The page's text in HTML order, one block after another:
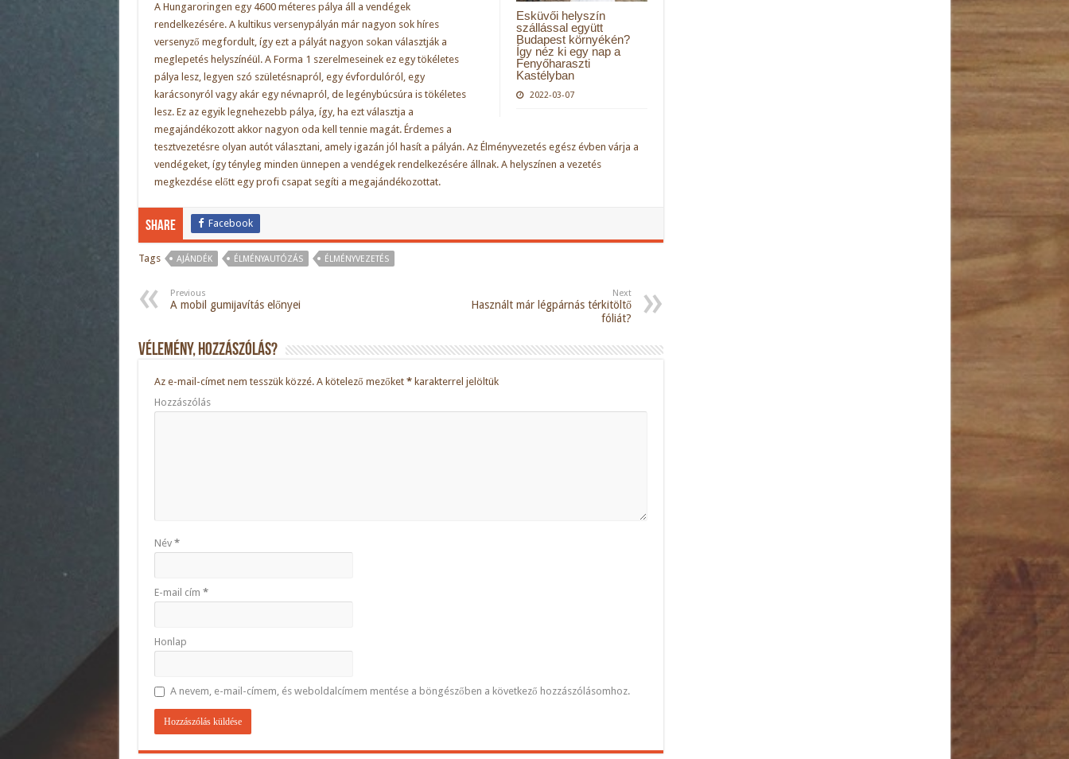
Esküvői helyszín
szállással együtt
Budapest környékén?
Így néz ki egy nap a
Fenyőharaszti
Kastélyban
2022-03-07
A Hungaroringen egy 4600 méteres pálya áll a vendégek
rendelkezésére. A kultikus versenypályán már nagyon sok híres
versenyző megfordult, így ezt a pályát nagyon sokan választják a
meglepetés helyszínéül. A Forma 1 szerelmeseinek ez egy tökéletes
pálya lesz, legyen szó születésnapról, egy évfordulóról, egy
karácsonyról vagy akár egy névnapról, de legénybúcsúra is tökéletes
lesz. Ez az egyik legnehezebb pálya, így, ha ezt választja a
megajándékozott akkor nagyon oda kell tennie magát. Érdemes a
tesztvezetésre olyan autót választani, amely igazán jól hasít a pályán. Az Élményvezetés egész évben várja a
vendégeket, így tényleg minden ünnepen a vendégek rendelkezésére állnak. A helyszínen a vezetés
megkezdése előtt egy profi csapat segíti a megajándékozottat.
Share Facebook
Tags AJÁNDÉK ÉLMÉNYAUTÓZÁS ÉLMÉNYVEZETÉS
Previous
A mobil gumijavítás előnyei
Next
Használt már légpárnás térkitöltő
fóliát?
Vélemény, hozzászólás?
Az e-mail-címet nem tesszük közzé.A kötelező mezőket *karakterrel jelöltük
Hozzászólás
Név *
E-mail cím *
Honlap
A nevem, e-mail-címem, és weboldalcímem mentése a böngészőben a következő hozzászólásomhoz.